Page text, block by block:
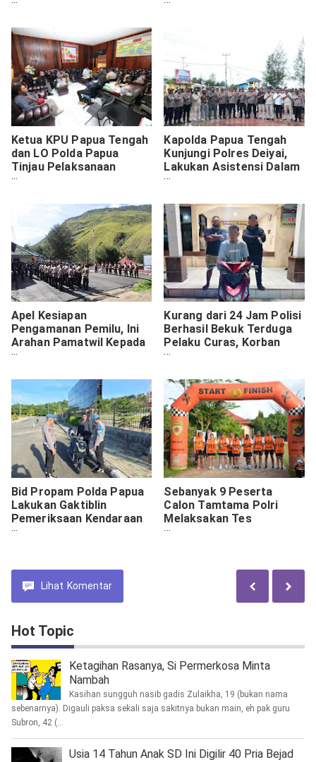
Kampung Halaman di
Pengamanan
Ketua KPU Papua Tengah
dan LO Polda Papua
Tinjau Pelaksanaan
Pilkada di Paniai
Kapolda Papua Tengah
Kunjungi Polres Deiyai,
Lakukan Asistensi Dalam
Rangka Pengamanan
Apel Kesiapan
Pengamanan Pemilu, Ini
Arahan Pamatwil Kepada
Personil Polres Lanny
Kurang dari 24 Jam Polisi
Berhasil Bekuk Terduga
Pelaku Curas, Korban
Pasutri
Bid Propam Polda Papua
Lakukan Gaktiblin
Pemeriksaan Kendaraan
Bermotor di Lingkungan
Sebanyak 9 Peserta
Calon Tamtama Polri
Melaksakan Tes
Kesemaptaan Jasmani
Lihat Komentar
Hot Topic
Ketagihan Rasanya, Si Permerkosa Minta
Nambah
Kasihan sungguh nasib gadis Zulaikha, 19 (bukan nama
sebenarnya). Digauli paksa sekali saja sakitnya bukan main, eh pak guru
Subron, 42 (...
Usia 14 Tahun Anak SD Ini Digilir 40 Pria Bejad